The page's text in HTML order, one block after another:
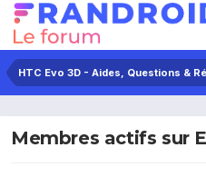
HTC Evo 3D - Aides, Questions &
Membres actifs sur